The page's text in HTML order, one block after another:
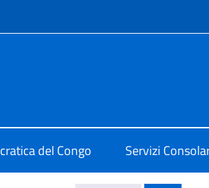
del Congo Servizi